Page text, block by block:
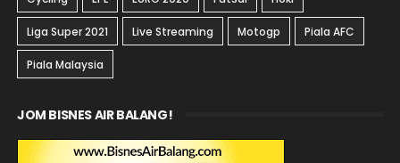
Liga Super 2021 Live Streaming Motogp Piala AFC
Piala Malaysia
JOM BISNES AIR BALANG!